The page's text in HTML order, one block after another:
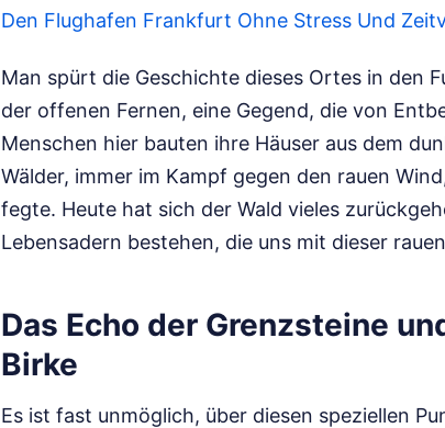
Den Flughafen Frankfurt Ohne Stress Und
Man spürt die Geschichte dieses Ortes in den
der offenen Fernen, eine Gegend, die von
Menschen hier bauten ihre Häuser aus dem
Wälder, immer im Kampf gegen den rauen
fegte. Heute hat sich der Wald vieles
Lebensadern bestehen, die uns mit dieser
Das Echo der Grenzsteine
Birke
Es ist fast unmöglich, über diesen speziellen